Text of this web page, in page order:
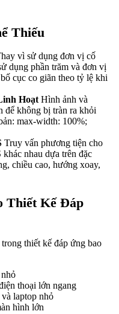
Thiếu
vì sử dụng đơn vị cố
dụng phần trăm và đơn vị
cục co giãn theo tỷ lệ khi
Hoạt Hình ảnh và
để không bị tràn ra khỏi
max-width: 100%;
Truy vấn phương tiện cho
nhau dựa trên đặc
chiều cao, hướng xoay,
Thiết Kế Đáp
thiết kế đáp ứng bao
thoại lớn ngang
laptop nhỏ
hình lớn